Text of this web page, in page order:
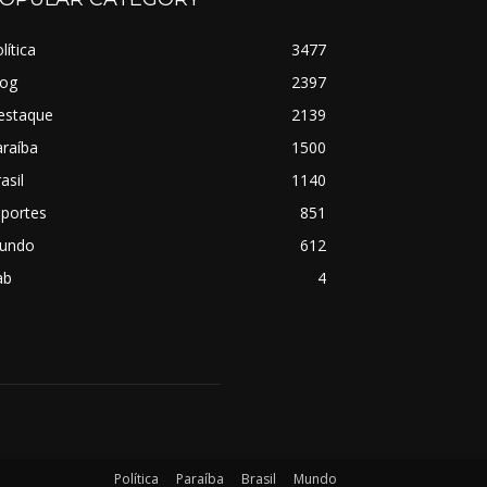
3477
2397
2139
1500
1140
851
612
4
Política Paraíba Brasil Mundo